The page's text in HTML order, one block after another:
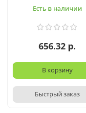
Есть в наличии
656.32 р.
В корзину
Быстрый заказ